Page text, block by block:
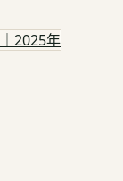
2025年